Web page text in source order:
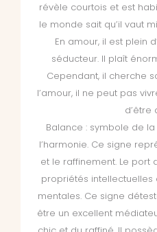
révèle courtois et est
le monde sait qu’il vaut
En amour, il est plein
séducteur. Il plaît
Cependant, il cherche
l’amour, il ne peut pas
d’être
Balance : symbole de
l’harmonie. Ce signe
et le raffinement. Le port
propriétés
mentales. Ce signe
être un excellent